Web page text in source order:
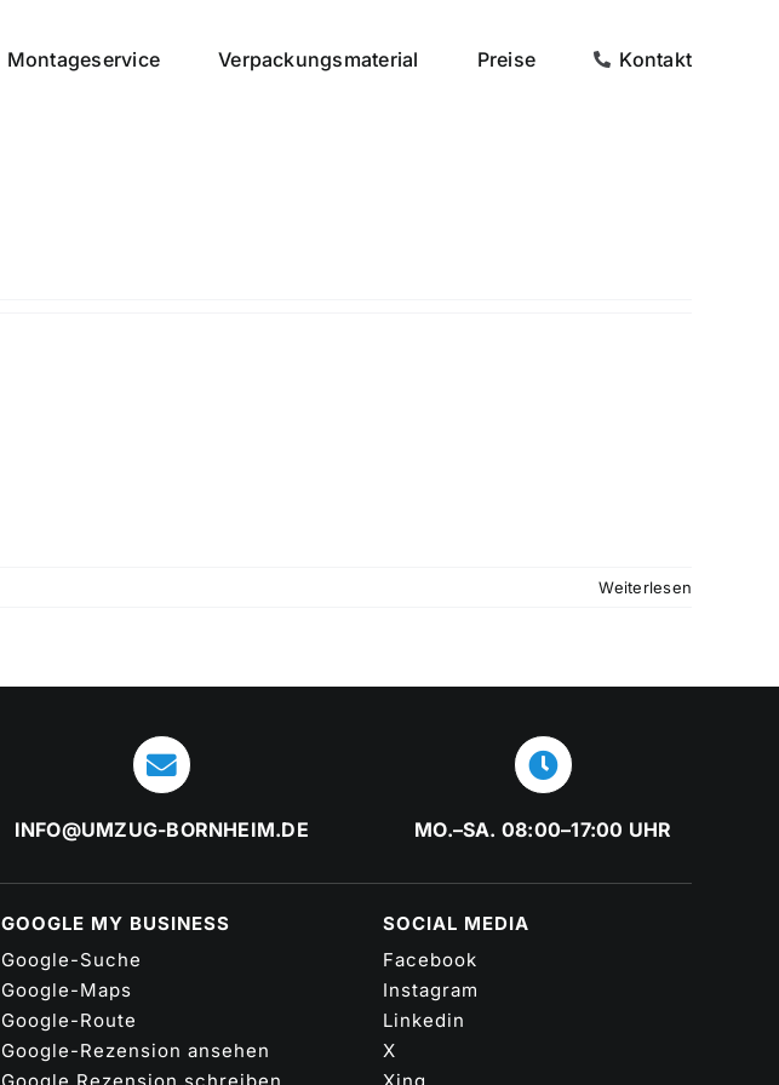
Montageservice Verpackungsmaterial Preise Kontakt
Weiterlesen
INFO@UMZUG-BORNHEIM.DE MO.–SA. 08:00–17:00 UHR
GOOGLE MY BUSINESS
Google-Suche
Google-Maps
Google-Route
Google-Rezension ansehen
SOCIAL MEDIA
Facebook
Instagram
Linkedin
X